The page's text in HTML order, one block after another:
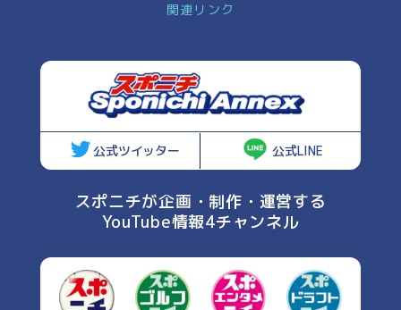
関連リンク
公式ツイッター 公式LINE
スポニチが企画・制作・運営する
YouTube情報4チャンネル